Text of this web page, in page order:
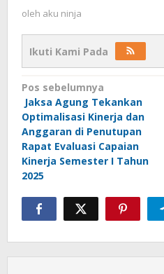
oleh aku ninja
Ikuti Kami Pada
Navigasi
pos
Pos sebelumnya
‎ Jaksa Agung Tekankan
Optimalisasi Kinerja dan
Anggaran di Penutupan
Rapat Evaluasi Capaian
Kinerja Semester I Tahun
2025